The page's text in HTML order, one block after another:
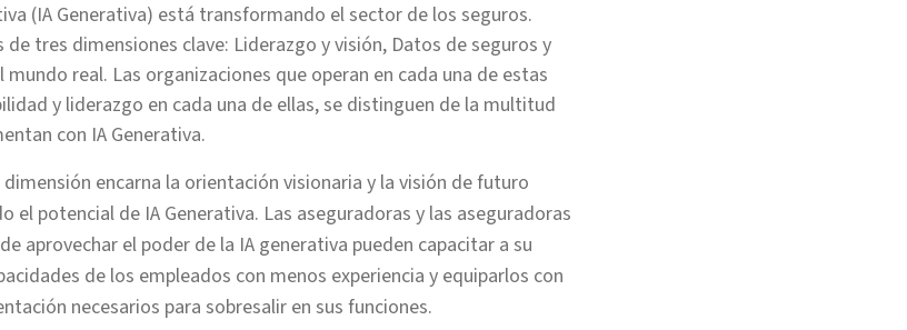
(IA Generativa) está transformando el sector de los seguros.
tres dimensiones clave: Liderazgo y visión, Datos de seguros y
mundo real. Las organizaciones que operan en cada una de estas
y liderazgo en cada una de ellas, se distinguen de la multitud
con IA Generativa.
encarna la orientación visionaria y la visión de futuro
el potencial de IA Generativa. Las aseguradoras y las aseguradoras
aprovechar el poder de la IA generativa pueden capacitar a su
de los empleados con menos experiencia y equiparlos con
necesarios para sobresalir en sus funciones.